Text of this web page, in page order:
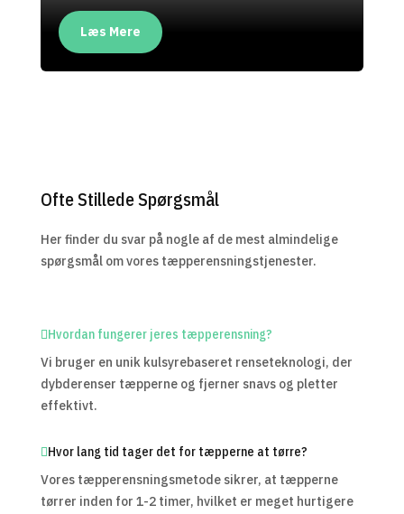
Læs Mere
Ofte Stillede Spørgsmål
Her finder du svar på nogle af de mest almindelige
spørgsmål om vores tæpperensningstjenester.
Hvordan fungerer jeres tæpperensning?
Vi bruger en unik kulsyrebaseret renseteknologi, der
dybderenser tæpperne og fjerner snavs og pletter
effektivt.
Hvor lang tid tager det for tæpperne at tørre?
Vores tæpperensningsmetode sikrer, at tæpperne
tørrer inden for 1-2 timer, hvilket er meget hurtigere